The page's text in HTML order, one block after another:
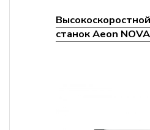
станок Aeon